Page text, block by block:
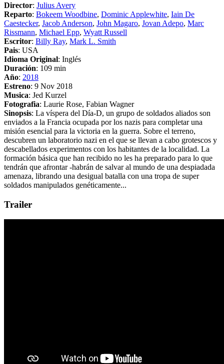
Director: Julius Avery
Reparto: Bokeem Woodbine, Dominic Applewhite, Iain De
Caestecker, Jacob Anderson, John Magaro, Jovan Adepo, Marc
Rissmann, Michael Epp, Wyatt Russell
Escritor: Billy Ray, Mark L. Smith
Pais: USA
Idioma Original: Inglés
Duración: 109 min
Año: 2018
Estreno: 9 Nov 2018
Musica: Jed Kurzel
Fotografia: Laurie Rose, Fabian Wagner
Sinopsis: La víspera del Día-D, un grupo de soldados aliados son
enviados a la Francia ocupada por los nazis para completar una
misión esencial para la victoria en la guerra. Sobre el terreno,
descubren un laboratorio nazi en el que se llevan a cabo grotescos y
descabellados experimentos con los habitantes de la localidad. La
formación básica que han recibido no les ha preparado para lo que
tendrán que afrontar -habrán de salvar al mundo de una despiadada
amenaza, librando una desigual batalla con una tropa de super
soldados manipulados genéticamente...
Trailer